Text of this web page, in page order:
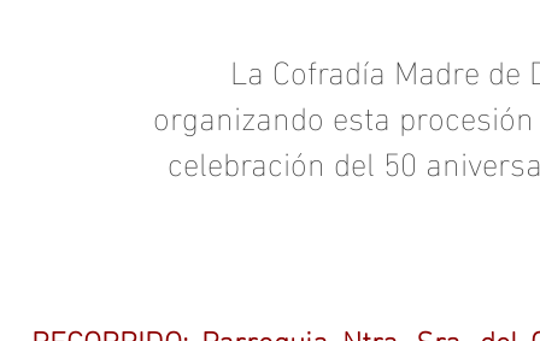
La Cofradía Madre
organizando esta
celebración del 50